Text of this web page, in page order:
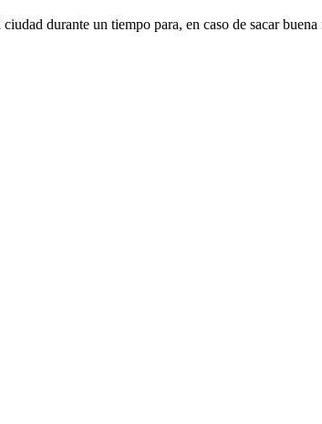
durante un tiempo para, en caso de sacar